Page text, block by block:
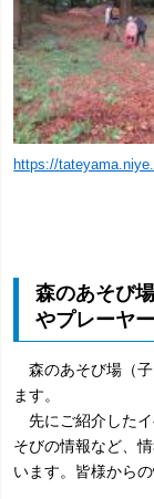
https://
森のあそび
やプレーヤ
森のあそび場（子
ます。
先にご紹介したイ
そびの情報など、
います。皆様から